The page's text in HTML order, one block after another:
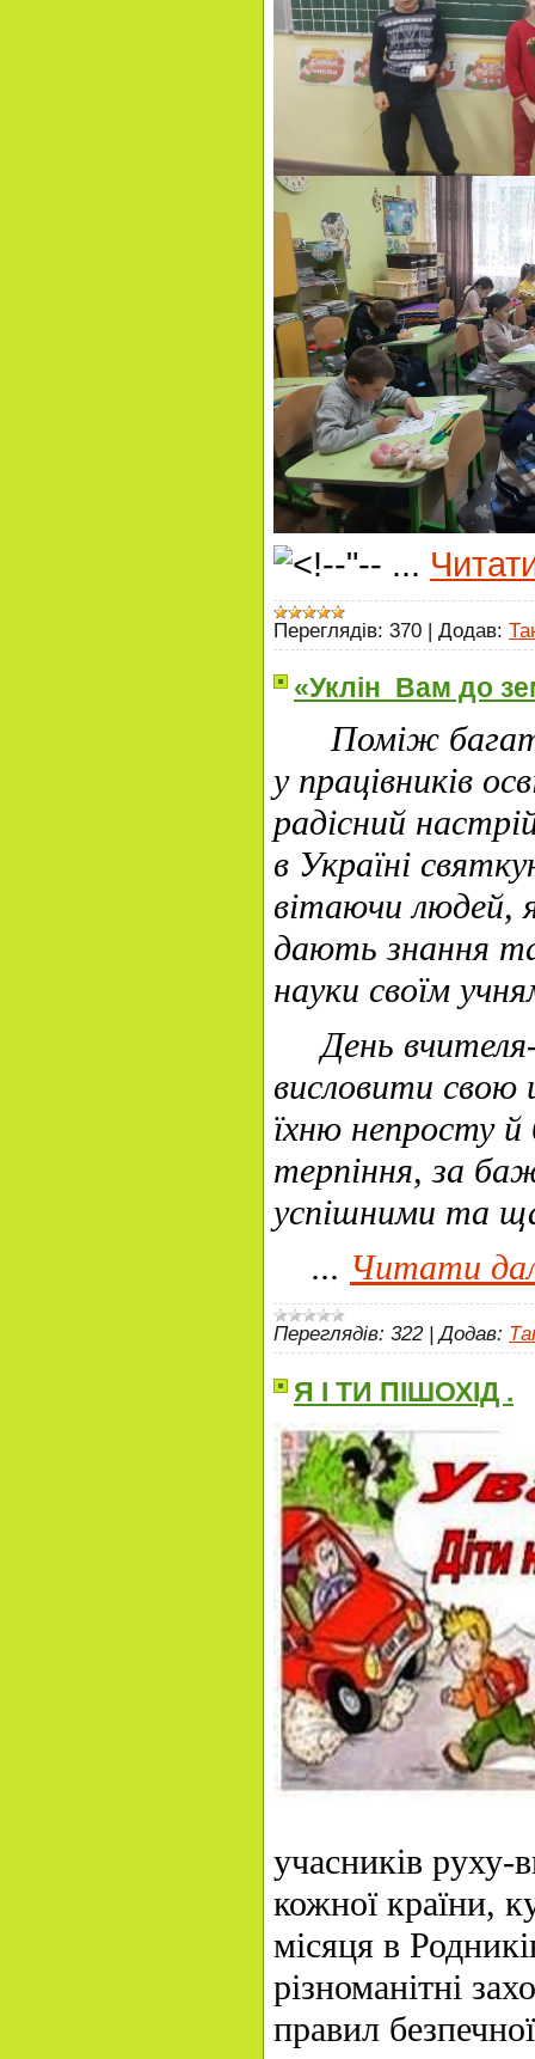
...
Переглядів: 370 | Додав:
«Уклін Вам до
Поміж
у працівників
радісний
в Україні
вітаючи людей,
дають знання
науки своїм
День
висловити свою
їхню непросту
терпіння, за
успішними та
... Читати
Переглядів: 322 |Додав:
Я І ТИ ПІШОХІД .
учасників руху-
кожної країни,
місяця в
різноманітні
правил